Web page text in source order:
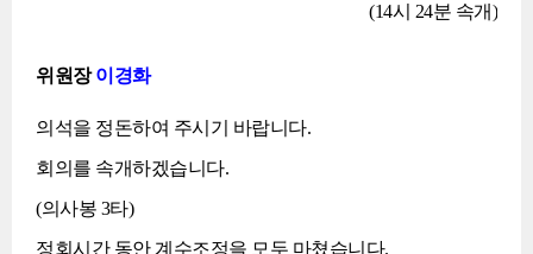
(14시 24분 속개)
위원장이경화
의석을 정돈하여 주시기 바랍니다.
회의를 속개하겠습니다.
(의사봉 3타)
정회시간 동안 계수조정을 모두 마쳤습니다.